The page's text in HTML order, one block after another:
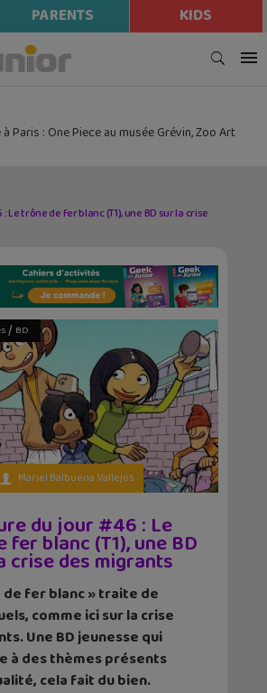
PARENTS KIDS
Paris : One Piece au musée Grévin, Zoo Art
Le trône de fer blanc (T1), une BD sur la crise
/ BD
Mariel Balbuena Vallejos
du jour #46 : Le
fer blanc (T1), une BD
crise des migrants
de fer blanc » traite de
comme ici sur la crise
Une BD jeunesse qui
à des thèmes présents
cela fait du bien.